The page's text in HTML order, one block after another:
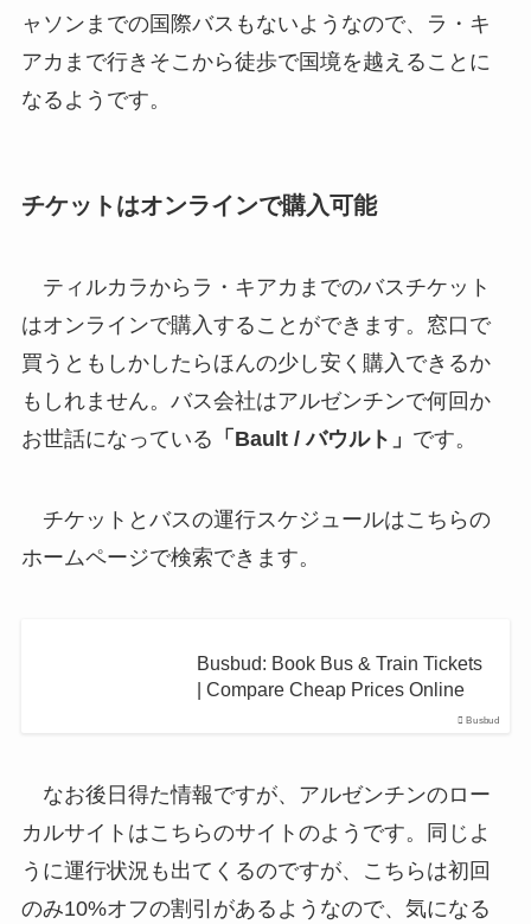
ャソンまでの国際バスもないようなので、ラ・キ
アカまで行きそこから徒歩で国境を越えることに
なるようです。
チケットはオンラインで購入可能
ティルカラからラ・キアカまでのバスチケット
はオンラインで購入することができます。窓口で
買うともしかしたらほんの少し安く購入できるか
もしれません。バス会社はアルゼンチンで何回か
お世話になっている 「Bault / バウルト」 です。
チケットとバスの運行スケジュールはこちらの
ホームページで検索できます。
Busbud
Busbud: Book Bus & Train Tickets
| Compare Cheap Prices Online
なお後日得た情報ですが、アルゼンチンのロー
カルサイトはこちらのサイトのようです。同じよ
うに運行状況も出てくるのですが、こちらは初回
のみ10%オフの割引があるようなので、気になる